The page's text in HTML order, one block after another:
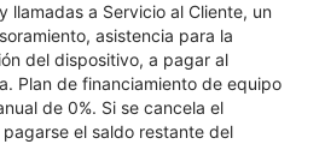
llamadas a Servicio al Cliente, un
asistencia para la
del dispositivo, a pagar al
Plan de financiamiento de equipo
de 0%. Si se cancela el
el saldo restante del